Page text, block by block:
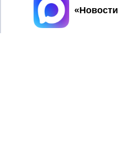
Принять